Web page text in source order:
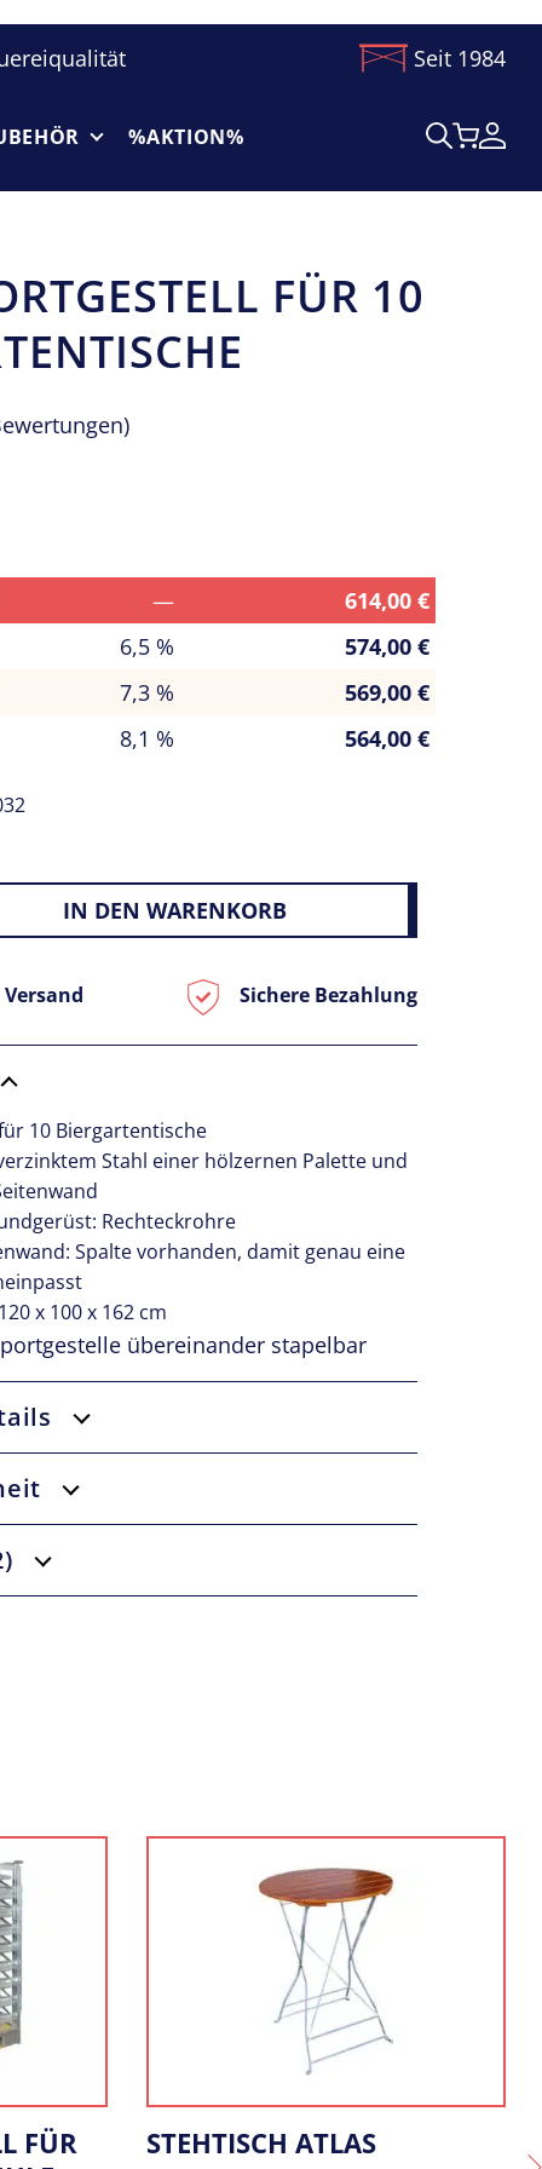
Seit 1984
%AKTION%
FÜR 10
)
— 614,00 €
6,5 % 574,00 €
7,3 % 569,00 €
8,1 % 564,00 €
IN DEN WARENKORB
Sichere Bezahlung
10 Biergartentische
Stahl einer hölzernen Palette und
Rechteckrohre
Spalte vorhanden, damit genau eine
x 100 x 162 cm
übereinander stapelbar
BIERGARTENTISCH KLASSIK